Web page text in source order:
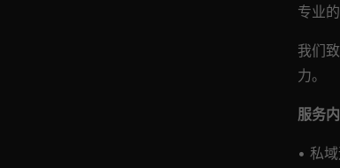
专业
我们
力。
服务内
• 私